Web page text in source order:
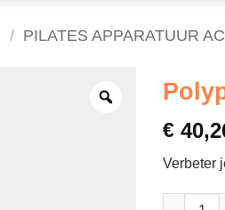
/ PILATES APPARATUUR
€
Verbeter
Polypro